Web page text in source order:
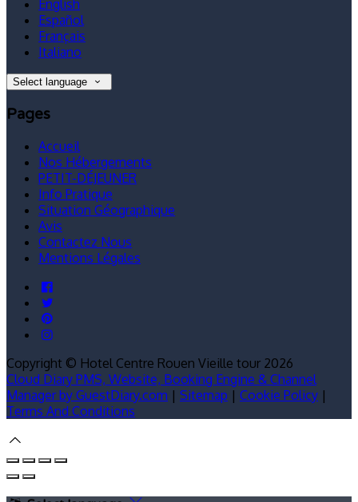
English
Español
Français
Italiano
Select language
Pages
Accueil
Nos Hébergements
PETIT-DÉJEUNER
Info Pratique
Situation Géographique
Avis
Contactez Nous
Mentions Légales
Copyright © Hotel Centre Rouen Vieille tour 2026
Cloud Diary PMS, Website, Booking Engine & Channel
Manager by GuestDiary.com | Sitemap | Cookie Policy |
Terms And Conditions